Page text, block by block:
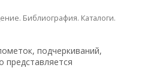
Библиография. Каталоги.
подчеркиваний,
представляется